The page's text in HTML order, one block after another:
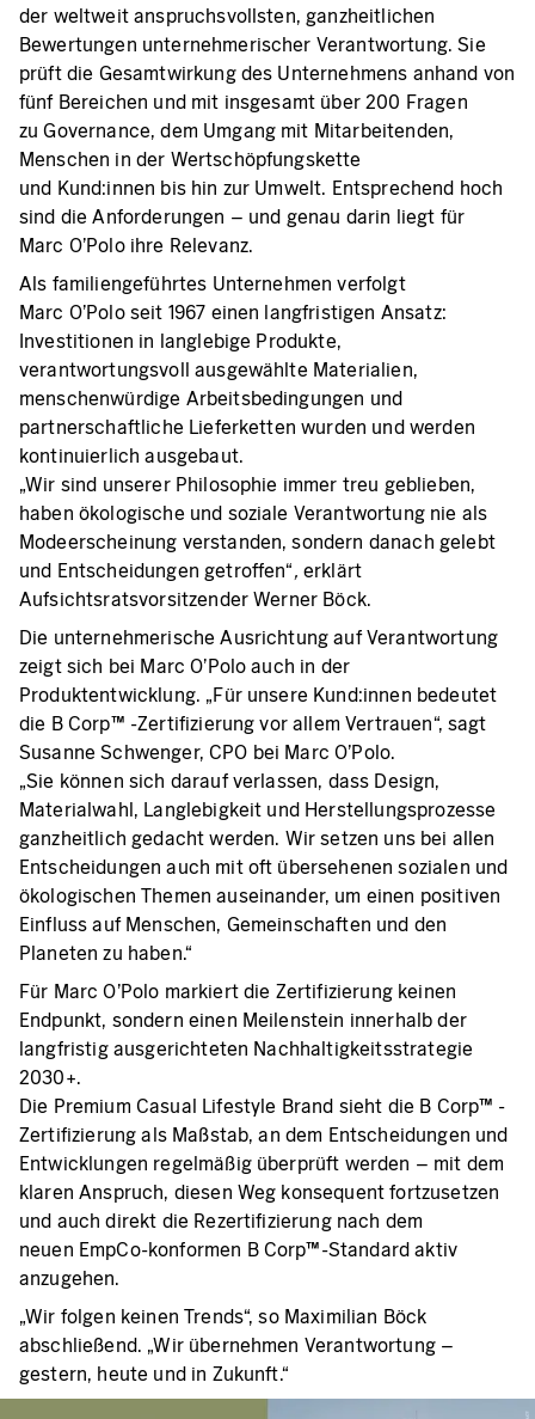
der weltweit anspruchsvollsten, ganzheitlichen
Bewertungen unternehmerischer Verantwortung. Sie
prüft die Gesamtwirkung des Unternehmens anhand von
fünf Bereichen und mit insgesamt über 200 Fragen
zu Governance, dem Umgang mit Mitarbeitenden,
Menschen in der Wertschöpfungskette
und Kund:innen bis hin zur Umwelt. Entsprechend hoch
sind die Anforderungen – und genau darin liegt für
Marc O’Polo ihre Relevanz.
Als familiengeführtes Unternehmen verfolgt
Marc O’Polo seit 1967 einen langfristigen Ansatz:
Investitionen in langlebige Produkte,
verantwortungsvoll ausgewählte Materialien,
menschenwürdige Arbeitsbedingungen und
partnerschaftliche Lieferketten wurden und werden
kontinuierlich ausgebaut.
„Wir sind unserer Philosophie immer treu geblieben,
haben ökologische und soziale Verantwortung nie als
Modeerscheinung verstanden, sondern danach gelebt
und Entscheidungen getroffen“, erklärt
Aufsichtsratsvorsitzender Werner Böck.
Die unternehmerische Ausrichtung auf Verantwortung
zeigt sich bei Marc O’Polo auch in der
Produktentwicklung. „Für unsere Kund:innen bedeutet
die B Corp™ -Zertifizierung vor allem Vertrauen“, sagt
Susanne Schwenger, CPO bei Marc O’Polo.
„Sie können sich darauf verlassen, dass Design,
Materialwahl, Langlebigkeit und Herstellungsprozesse
ganzheitlich gedacht werden. Wir setzen uns bei allen
Entscheidungen auch mit oft übersehenen sozialen und
ökologischen Themen auseinander, um einen positiven
Einfluss auf Menschen, Gemeinschaften und den
Planeten zu haben.“
Für Marc O’Polo markiert die Zertifizierung keinen
Endpunkt, sondern einen Meilenstein innerhalb der
langfristig ausgerichteten Nachhaltigkeitsstrategie
2030+.
Die Premium Casual Lifestyle Brand sieht die B Corp™ -
Zertifizierung als Maßstab, an dem Entscheidungen und
Entwicklungen regelmäßig überprüft werden – mit dem
klaren Anspruch, diesen Weg konsequent fortzusetzen
und auch direkt die Rezertifizierung nach dem
neuen EmpCo-konformen B Corp™-Standard aktiv
anzugehen.
„Wir folgen keinen Trends“, so Maximilian Böck
abschließend. „Wir übernehmen Verantwortung –
gestern, heute und in Zukunft.“